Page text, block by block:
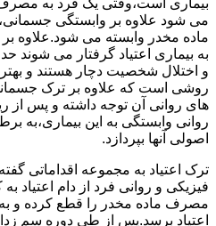
می شود علاوه بر وابستگی
ماده مخدر وابسته می شود.علاوه بر
به بیماری اعتیاد گرفتار می شوند
و اختلال شخصیت دچار هستند و
روشی است که علاوه بر ترک
های روانی آن توجه داشته و پس از
روانی وابستگی به این بیماری،به
اصولی آنها بپردازد.
ترک اعتیاد به مجموعه اقداماتی
فیزیکی و روانی فرد از دام اعتیاد
مصرف ماده مخدر را قطع کرده و
اعتیاد برسد.پس از طی دوره سم